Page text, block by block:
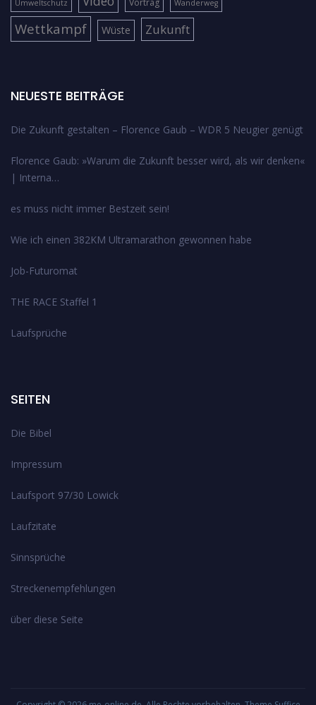
Umweltschutz Vortrag Wanderweg
Wettkampf Wüste Zukunft
NEUESTE BEITRÄGE
Die Zukunft gestalten – Florence Gaub – WDR 5 Neugier genügt
Florence Gaub: »Warum die Zukunft besser wird, als wir denken«
| Interna…
es muss nicht immer Bestzeit sein!
Wie ich einen 382KM Ultramarathon gewonnen habe
Job-Futuromat
THE RACE Staffel 1
Laufsprüche
SEITEN
Die Bibel
Impressum
Laufsport 97/30 Lowick
Laufzitate
Sinnsprüche
Streckenempfehlungen
über diese Seite